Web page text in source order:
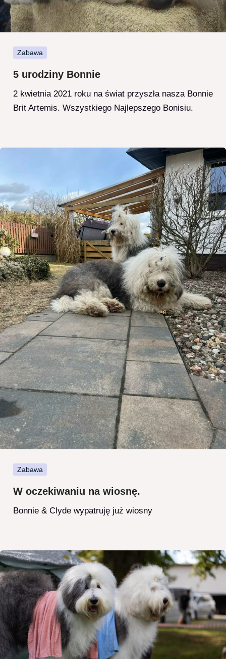
Zabawa
5 urodziny Bonnie
2 kwietnia 2021 roku na świat przyszła nasza Bonnie
Brit Artemis. Wszystkiego Najlepszego Bonisiu.
Zabawa
W oczekiwaniu na wiosnę.
Bonnie & Clyde wypatruję już wiosny